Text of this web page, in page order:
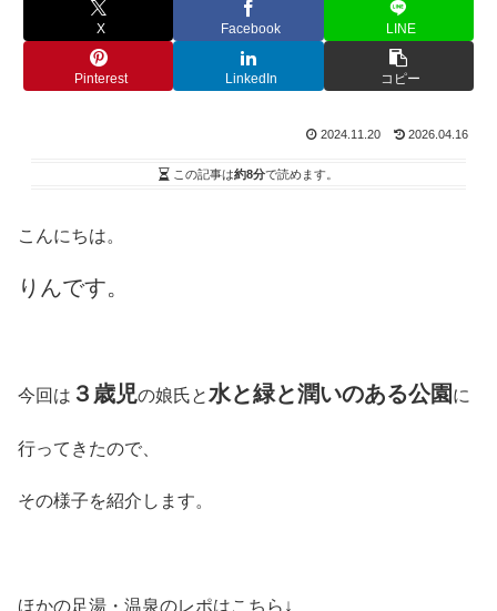
X Facebook LINE
Pinterest LinkedIn コピー
2024.11.20 2026.04.16
この記事は約8分で読めます。
こんにちは。
りんです。
今回は ３歳児の娘氏と水と緑と潤いのある公園 に
行ってきたので、
その様子を紹介します。
ほかの足湯・温泉のレポはこちら↓